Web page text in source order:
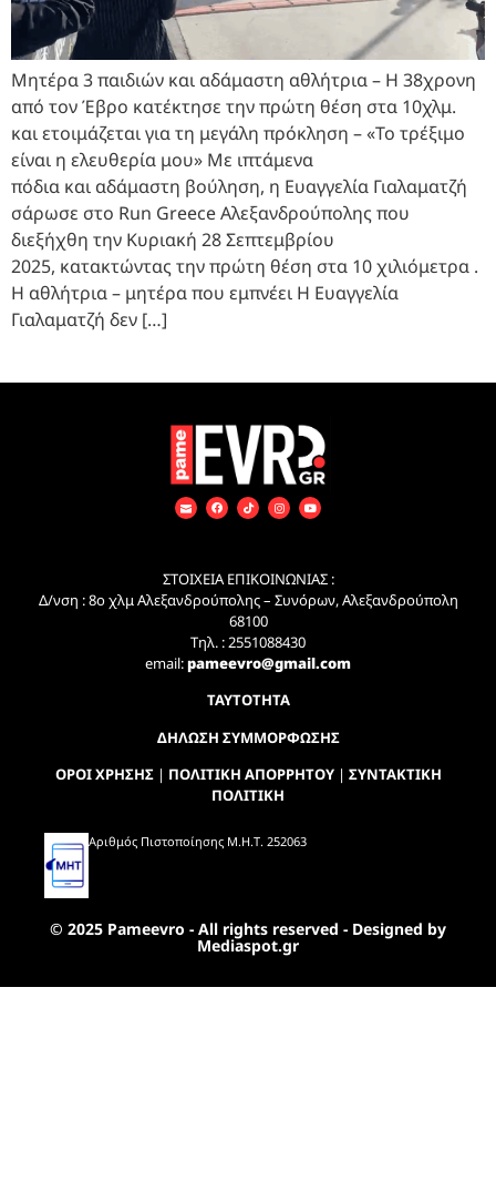
Μητέρα 3 παιδιών και αδάμαστη αθλήτρια – Η 38χρονη
από τον Έβρο κατέκτησε την πρώτη θέση στα 10χλμ.
και ετοιμάζεται για τη μεγάλη πρόκληση – «Το τρέξιμο
είναι η ελευθερία μου» Με ιπτάμενα
πόδια και αδάμαστη βούληση, η Ευαγγελία Γιαλαματζή
σάρωσε στο Run Greece Αλεξανδρούπολης που
διεξήχθη την Κυριακή 28 Σεπτεμβρίου
2025, κατακτώντας την πρώτη θέση στα 10 χιλιόμετρα .
Η αθλήτρια – μητέρα που εμπνέει Η Ευαγγελία
Γιαλαματζή δεν […]
ΣΤΟΙΧΕΙΑ ΕΠΙΚΟΙΝΩΝΙΑΣ :
Δ/νση : 8ο χλμ Αλεξανδρούπολης – Συνόρων, Αλεξανδρούπολη
68100
Τηλ. : 2551088430
email:pameevro@gmail.com
ΤΑΥΤΟΤΗΤΑ
ΔΗΛΩΣΗ ΣΥΜΜΟΡΦΩΣΗΣ
ΟΡΟΙ ΧΡΗΣΗΣ| ΠΟΛΙΤΙΚΗ ΑΠΟΡΡΗΤΟΥ| ΣΥΝΤΑΚΤΙΚΗ
ΠΟΛΙΤΙΚΗ
Αριθμός Πιστοποίησης Μ.Η.Τ. 252063
© 2025 Pameevro - All rights reserved - Designed by
Mediaspot.gr